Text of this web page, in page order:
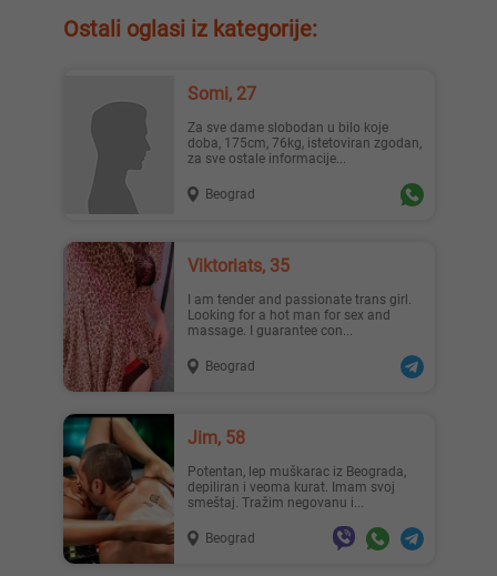
Ostali oglasi iz kategorije:
Somi, 27
Za sve dame slobodan u bilo koje
doba, 175cm, 76kg, istetoviran zgodan,
za sve ostale informacije...
Beograd
Viktoriats, 35
Looking for a hot man for sex and
massage. I guarantee con...
Beograd
Jim, 58
Potentan, lep muškarac iz Beograda,
depiliran i veoma kurat. Imam svoj
smeštaj. Tražim negovanu i...
Beograd